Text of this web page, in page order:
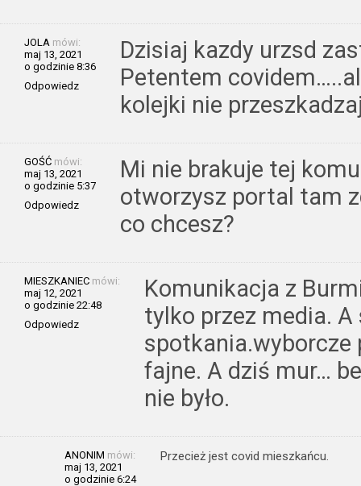
JOLA mówi:
maj 13, 2021
o godzinie 8:36
Odpowiedz
Dzisiaj kazdy urzsd
Petentem
kolejki nie
GOŚĆ mówi:
maj 13, 2021
o godzinie 5:37
Odpowiedz
Mi nie brakuje tej
otworzysz portal tam
co chcesz?
MIESZKANIEC mówi:
maj 12, 2021
o godzinie 22:48
Odpowiedz
Komunikacja z
tylko przez media. A
spotkania.wyborcze
fajne. A dziś mur…
nie było.
ANONIM mówi:
maj 13, 2021
o godzinie 6:24
Przecież jest covid mieszkańcu.